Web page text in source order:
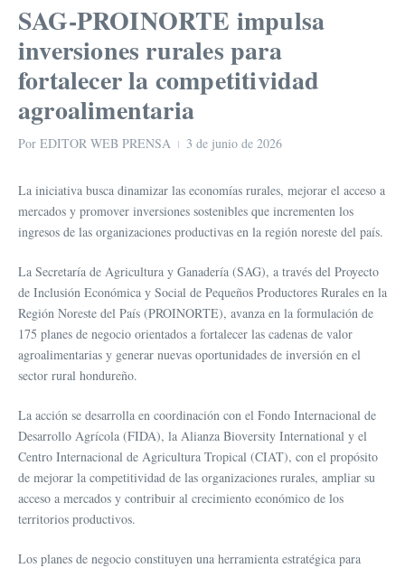
SAG-PROINORTE impulsa
inversiones rurales para
fortalecer la competitividad
agroalimentaria
Por EDITOR WEB PRENSA 3 de junio de 2026
La iniciativa busca dinamizar las economías rurales, mejorar el acceso a
mercados y promover inversiones sostenibles que incrementen los
ingresos de las organizaciones productivas en la región noreste del país.
La Secretaría de Agricultura y Ganadería (SAG), a través del Proyecto
de Inclusión Económica y Social de Pequeños Productores Rurales en la
Región Noreste del País (PROINORTE), avanza en la formulación de
175 planes de negocio orientados a fortalecer las cadenas de valor
agroalimentarias y generar nuevas oportunidades de inversión en el
sector rural hondureño.
La acción se desarrolla en coordinación con el Fondo Internacional de
Desarrollo Agrícola (FIDA), la Alianza Bioversity International y el
Centro Internacional de Agricultura Tropical (CIAT), con el propósito
de mejorar la competitividad de las organizaciones rurales, ampliar su
acceso a mercados y contribuir al crecimiento económico de los
territorios productivos.
Los planes de negocio constituyen una herramienta estratégica para